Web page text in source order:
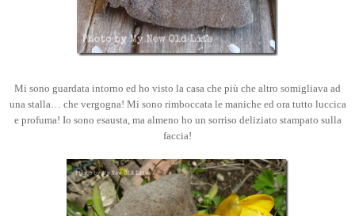
Mi sono guardata intorno ed ho visto la casa che più che altro somigliava ad
una stalla… che vergogna! Mi sono rimboccata le maniche ed ora tutto luccica
e profuma! Io sono esausta, ma almeno ho un sorriso deliziato stampato sulla
faccia!